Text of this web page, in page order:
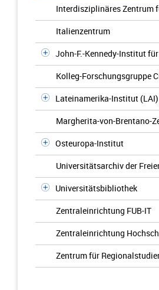
Interdisziplinäres Zentrum
Italienzentrum
John-F.-Kennedy-Institut
Kolleg-Forschungsgruppe
Lateinamerika-Institut (LAI)
Margherita-von-Brentano-
Osteuropa-Institut
Universitätsarchiv der
Universitätsbibliothek
Zentraleinrichtung FUB-IT
Zentraleinrichtung
Zentrum für